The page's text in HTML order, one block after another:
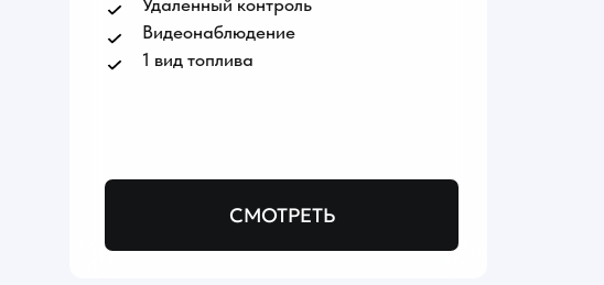
СМОТРЕТЬ
Удаленный контроль
Видеонаблюдение
1 вид топлива